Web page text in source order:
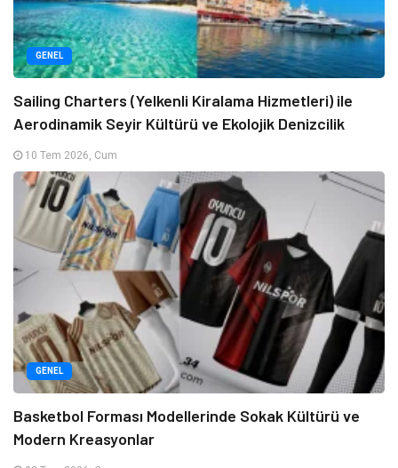
GENEL
Sailing Charters (Yelkenli Kiralama Hizmetleri) ile
Aerodinamik Seyir Kültürü ve Ekolojik Denizcilik
10 Tem 2026, Cum
GENEL
Basketbol Forması Modellerinde Sokak Kültürü ve
Modern Kreasyonlar